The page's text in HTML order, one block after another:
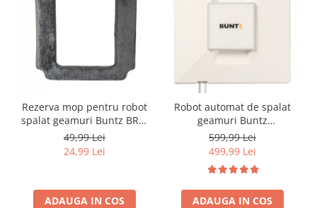
Rezerva mop pentru robot
spalat geamuri Buntz BRC-
J2
49,99 Lei
24,99 Lei
ADAUGA IN COS
Robot automat de spalat
geamuri Buntz
WindowGlow BRC-J2–
Putere de 72W, 2500Pa,
tehnologie duala de
pulverizare, sistem anti-
urme și control inteligent,
Alb
599,99 Lei
499,99 Lei
ADAUGA IN COS